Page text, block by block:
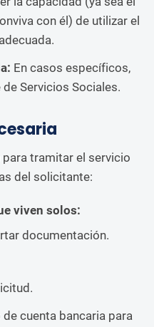
con él) de utilizar el
En casos específicos,
Servicios Sociales.
tramitar el servicio
del solicitante:
viven solos:
documentación.
cuenta bancaria para